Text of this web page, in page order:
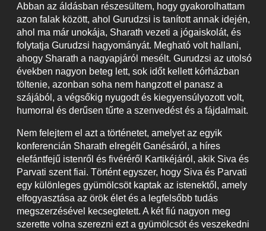
Abban az áldásban részesültem, hogy gyakorolhattam
azon falak között, ahol Gurudzsi is tanított annak idején,
ahol ma már unokája, Sharath vezeti a jógaiskolát, és
folytatja Gurudzsi hagyományát. Megható volt hallani,
ahogy Sharath a nagyapjáról mesélt. Gurudzsi az utolsó
években nagyon beteg lett, sok időt kellett kórházban
töltenie, azonban soha nem hangzott el panasz a
szájából, a végsőkig nyugodt és kiegyensúlyozott volt,
humorral és derűsen tűrte a szenvedést és a fájdalmait.
Nem felejtem el azt a történetet, amelyet az egyik
konferencián Sharath elregélt Ganésáról, a híres
elefántfejű istenről és fivéréről Kartikéjáról, akik Siva és
Parvati szent fiai. Történt egyszer, hogy Siva és Parvati
egy különleges gyümölcsöt kaptak az istenektől, amely
elfogyasztása az örök élet és a legfelsőbb tudás
megszerzésével kecsegtetett. A két fiú nagyon meg
szerette volna szerezni ezt a gyümölcsöt és veszekedni